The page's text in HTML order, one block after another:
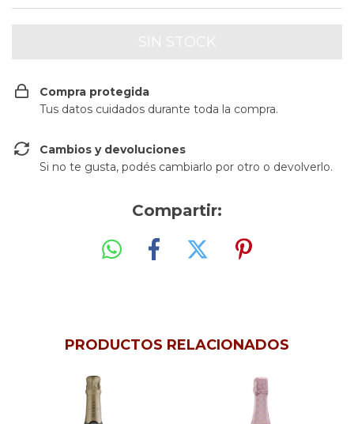
Compra protegida
Tus datos cuidados durante toda la compra.
Cambios y devoluciones
Si no te gusta, podés cambiarlo por otro o devolverlo.
Compartir:
PRODUCTOS RELACIONADOS